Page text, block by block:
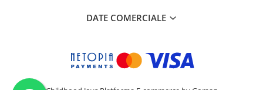
DATE COMERCIALE